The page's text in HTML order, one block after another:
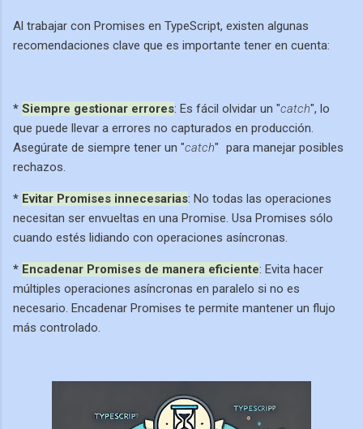
Al trabajar con Promises en TypeScript, existen algunas
recomendaciones clave que es importante tener en cuenta:
* Siempre gestionar errores: Es fácil olvidar un "catch", lo
que puede llevar a errores no capturados en producción.
Asegúrate de siempre tener un "catch" para manejar posibles
rechazos.
* Evitar Promises innecesarias: No todas las operaciones
necesitan ser envueltas en una Promise. Usa Promises sólo
cuando estés lidiando con operaciones asíncronas.
* Encadenar Promises de manera eficiente: Evita hacer
múltiples operaciones asíncronas en paralelo si no es
necesario. Encadenar Promises te permite mantener un flujo
más controlado.